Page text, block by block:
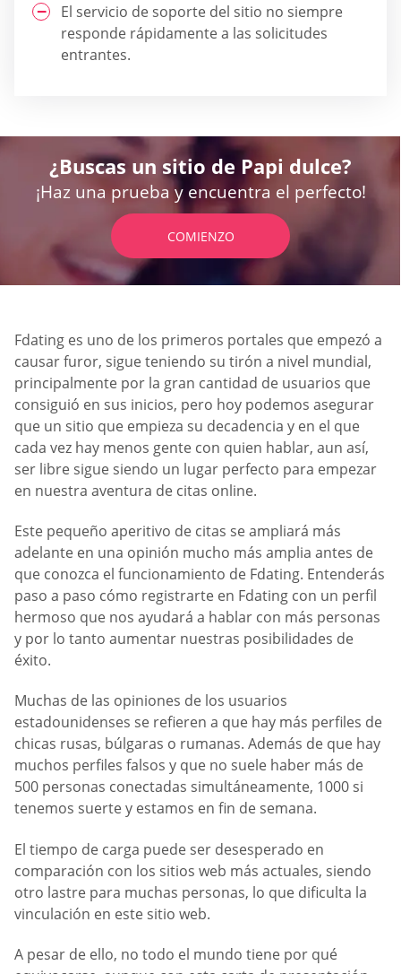
El servicio de soporte del sitio no siempre
responde rápidamente a las solicitudes
entrantes.
¿Buscas un sitio de Papi dulce?
¡Haz una prueba y encuentra el perfecto!
COMIENZO
Fdating es uno de los primeros portales que empezó a
causar furor, sigue teniendo su tirón a nivel mundial,
principalmente por la gran cantidad de usuarios que
consiguió en sus inicios, pero hoy podemos asegurar
que un sitio que empieza su decadencia y en el que
cada vez hay menos gente con quien hablar, aun así,
ser libre sigue siendo un lugar perfecto para empezar
en nuestra aventura de citas online.
Este pequeño aperitivo de citas se ampliará más
adelante en una opinión mucho más amplia antes de
que conozca el funcionamiento de Fdating. Entenderás
paso a paso cómo registrarte en Fdating con un perfil
hermoso que nos ayudará a hablar con más personas
y por lo tanto aumentar nuestras posibilidades de
éxito.
Muchas de las opiniones de los usuarios
estadounidenses se refieren a que hay más perfiles de
chicas rusas, búlgaras o rumanas. Además de que hay
muchos perfiles falsos y que no suele haber más de
500 personas conectadas simultáneamente, 1000 si
tenemos suerte y estamos en fin de semana.
El tiempo de carga puede ser desesperado en
comparación con los sitios web más actuales, siendo
otro lastre para muchas personas, lo que dificulta la
vinculación en este sitio web.
A pesar de ello, no todo el mundo tiene por qué